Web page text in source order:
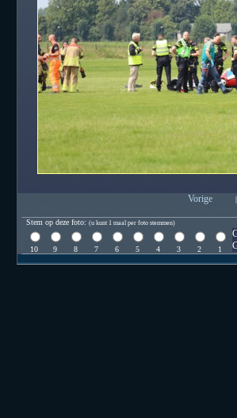
Vorige |
Stem op deze foto: (u kunt 1 maal per foto stemmen)
10 9 8 7 6 5 4 3 2 1